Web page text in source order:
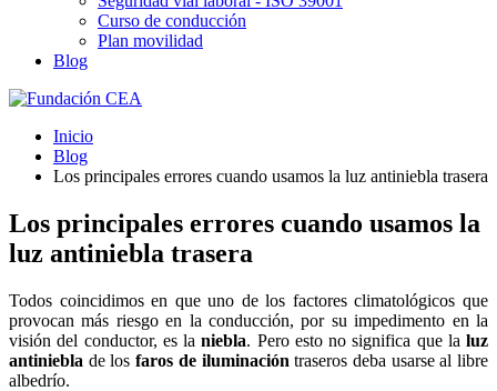
Curso de conducción
Plan movilidad
Blog
Inicio
Blog
Los principales errores cuando usamos la luz antiniebla trasera
Los principales errores cuando usamos la
luz antiniebla trasera
Todos coincidimos en que uno de los factores climatológicos que
provocan más riesgo en la conducción, por su impedimento en la
visión del conductor, es laniebla. Pero esto no significa que la luz
antiniebla de losfaros de iluminación traseros deba usarse al libre
albedrío.